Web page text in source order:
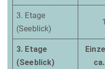
3. Etage
(Seeblick)
3. Etage
(Seeblick)